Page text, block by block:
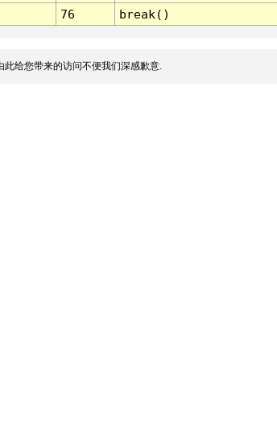
76 break()
给您带来的访问不便我们深感歉意.